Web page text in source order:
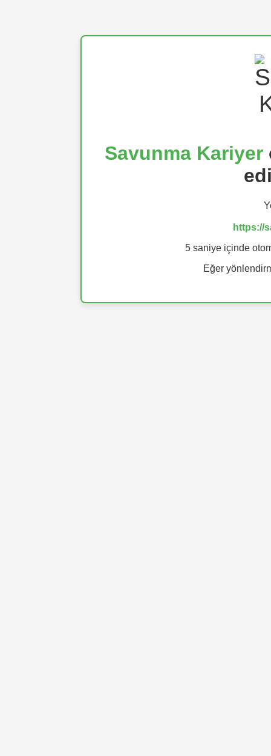
Savunma Kariyer
https://
5 saniye içinde
Eğer